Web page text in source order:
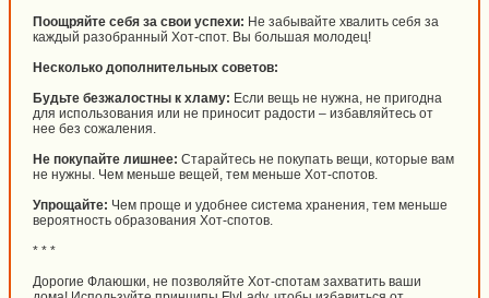
Поощряйте себя за свои успехи: Не забывайте хвалить себя за
каждый разобранный Хот-спот. Вы большая молодец!
Несколько дополнительных советов:
Будьте безжалостны к хламу: Если вещь не нужна, не пригодна
для использования или не приносит радости – избавляйтесь от
нее без сожаления.
Не покупайте лишнее: Старайтесь не покупать вещи, которые вам
не нужны. Чем меньше вещей, тем меньше Хот-спотов.
Упрощайте: Чем проще и удобнее система хранения, тем меньше
вероятность образования Хот-спотов.
* * *
Дорогие Флаюшки, не позволяйте Хот-спотам захватить ваши